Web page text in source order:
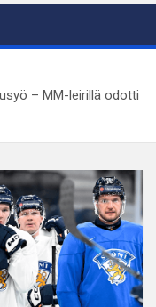
– MM-leirillä odotti